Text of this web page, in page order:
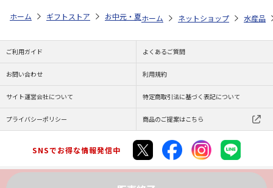
ホーム ギフトストア お中元・夏ギフト特集 2026 ゆうゆうギフト
ホーム ネットショップ 水産品
ご利用ガイド よくあるご質問
お問い合わせ 利用規約
サイト運営会社について 特定商取引法に基づく表記について
プライバシーポリシー 商品のご提案はこちら
SNSでお得な情報発信中